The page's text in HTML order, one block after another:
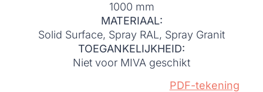
1000 mm
MATERIAAL:
Solid Surface, Spray RAL, Spray Granit
TOEGANKELIJKHEID:
Niet voor MIVA geschikt
PDF-tekening